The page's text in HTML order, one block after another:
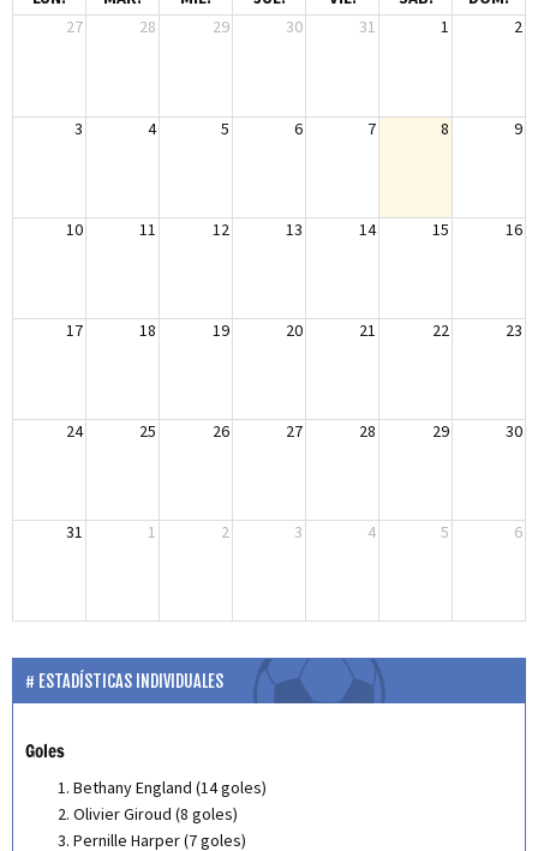
27
28 29 30 31 1 2
3 4 5 6 7 8 9
10 11 12 13 14 15 16
17 18 19 20 21 22 23
24 25 26 27 28 29 30
31 1 2 3 4 5 6
ESTADÍSTICAS INDIVIDUALES
Goles
Bethany England (14 goles)
Olivier Giroud (8 goles)
Pernille Harper (7 goles)